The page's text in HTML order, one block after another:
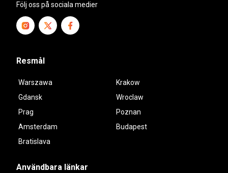
Följ oss på sociala medier
Resmål
Warszawa
Krakow
Gdansk
Wroclaw
Prag
Poznan
Amsterdam
Budapest
Bratislava
Användbara länkar